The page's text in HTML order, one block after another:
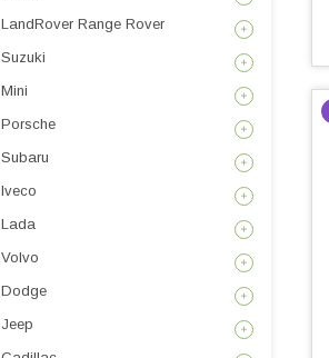
LandRover Range Rover
Suzuki
Mini
Porsche
Subaru
Iveco
Lada
Volvo
Dodge
Jeep